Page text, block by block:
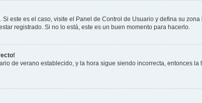
este es el caso, visite el Panel de Control de Usuario y defina su
registrado. Si no lo está, este es un buen momento para hacerlo.
de verano establecido, y la hora sigue siendo incorrecta, entonces